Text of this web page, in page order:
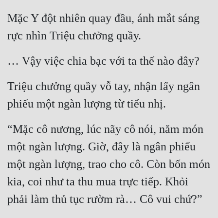
Mặc Y đột nhiên quay đầu, ánh mắt sáng
rực nhìn Triệu chưởng quầy.
… Vậy việc chia bạc với ta thế nào đây?
Triệu chưởng quầy vỗ tay, nhận lấy ngân
phiếu một ngàn lượng từ tiểu nhị.
“Mặc cô nương, lúc nãy cô nói, năm món
một ngàn lượng. Giờ, đây là ngân phiếu
một ngàn lượng, trao cho cô. Còn bốn món
kia, coi như ta thu mua trực tiếp. Khỏi
phải làm thủ tục rườm rà… Cô vui chứ?”